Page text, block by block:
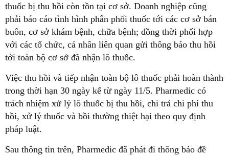
thuốc bị thu hồi còn tồn tại cơ sở. Doanh nghiệp cũng
phải báo cáo tình hình phân phối thuốc tới các cơ sở bán
buôn, cơ sở khám bệnh, chữa bệnh; đồng thời phối hợp
với các tổ chức, cá nhân liên quan gửi thông báo thu hồi
tới toàn bộ cơ sở đã nhận lô thuốc.
Việc thu hồi và tiếp nhận toàn bộ lô thuốc phải hoàn thành
trong thời hạn 30 ngày kể từ ngày 11/5. Pharmedic có
trách nhiệm xử lý lô thuốc bị thu hồi, chi trả chi phí thu
hồi, xử lý thuốc và bồi thường thiệt hại theo quy định
pháp luật.
Sau thông tin trên, Pharmedic đã phát đi thông báo đề